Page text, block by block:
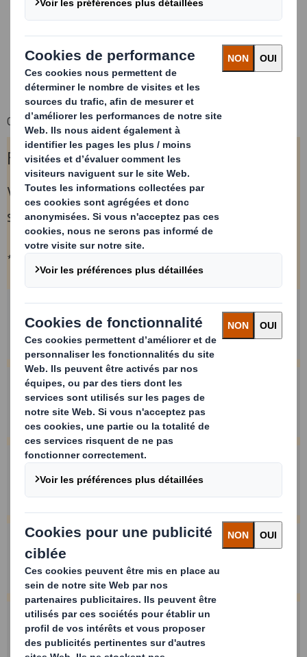
Une solution de recyclage en circuit fermé
L’équipement dont vous avez besoin
Une gestion de compte dédiée
La transparence et la conformité
Contactez-nous et remplissez le formulaire à droite:
Formulaire de contact
Veuillez noter que nous n'offrons pas de
services pour les collectes à domicile.
*= champs requis
Nom et prénom
Entreprise
Votre Email
Téléphone
Laissez votre commentaire